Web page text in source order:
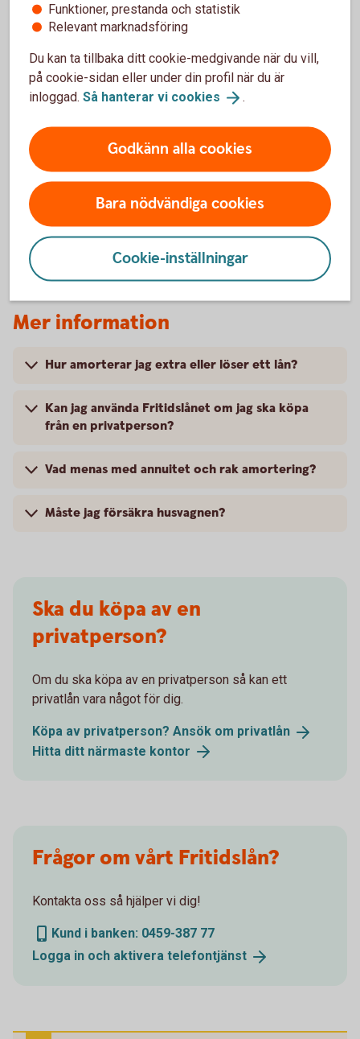
6,19 % (senaste ränteändring 2025-10-03) räntan är
rörlig.
Uppläggningsavgift
Aviseringsavgift
1
Med e-faktura, 19 kr med autogiro och 45 kr
för postala avier.
Tillbaka
Mer information
Hur amorterar jag extra eller löser ett lån?
Kan jag använda Fritidslånet om jag ska köpa
från en privatperson?
Vad menas med annuitet och rak amortering?
Måste jag försäkra husvagnen?
Ska du köpa av en
privatperson?
Om du ska köpa av en privatperson så kan ett
privatlån vara något för dig.
Köpa av privatperson? Ansök om privatlån
Hitta ditt närmaste kontor
Frågor om vårt Fritidslån?
Kontakta oss så hjälper vi dig!
Kund i banken: 0459-387 77
Logga in och aktivera telefontjänst
Funktioner, prestanda och statistik
Relevant marknadsföring
Du kan ta tillbaka ditt cookie-medgivande när du vill,
på cookie-sidan eller under din profil när du är
inloggad. Så hanterar vi cookies .
Godkänn alla cookies
Bara nödvändiga cookies
Cookie-inställningar